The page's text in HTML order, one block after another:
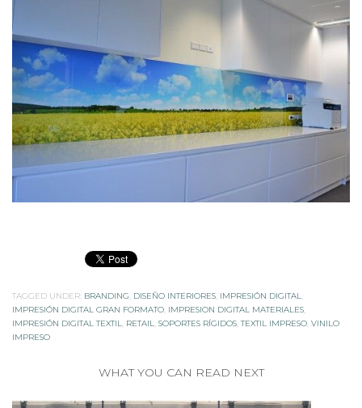
TAGGED UNDER: BRANDING DISEÑO INTERIORES IMPRESIÓN DIGITAL
IMPRESIÓN DIGITAL GRAN FORMATO IMPRESION DIGITAL MATERIALES
IMPRESIÓN DIGITAL TEXTIL RETAIL SOPORTES RÍGIDOS ,TEXTIL IMPRESO VINILO
IMPRESO
WHAT YOU CAN READ NEXT